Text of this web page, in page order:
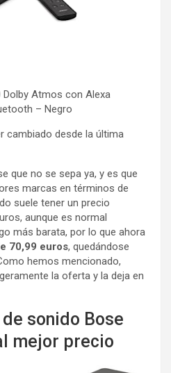
Atmos con Alexa
– Negro
cambiado desde la última
que no se sepa ya, y es que
marcas en términos de
suele tener un precio
aunque es normal
más barata, por lo que ahora
70,99 euros, quedándose
hemos mencionado,
la oferta y la deja en
sonido Bose
mejor precio